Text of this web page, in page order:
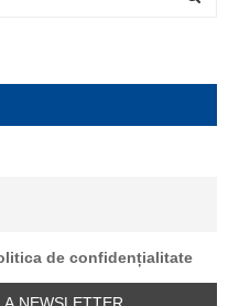
E
A
H
de confidențialitate